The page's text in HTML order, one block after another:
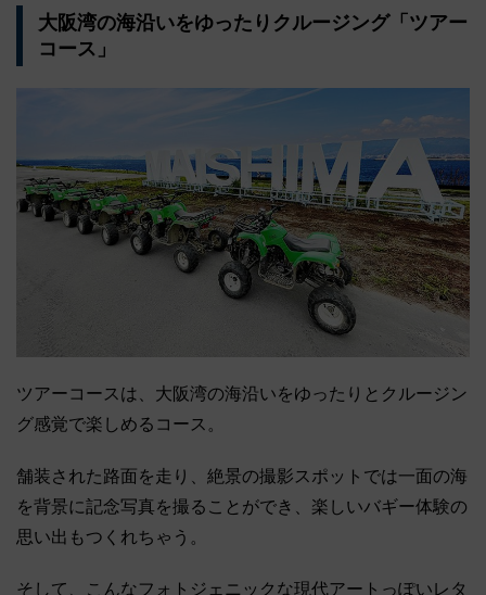
大阪湾の海沿いをゆったりクルージング「ツアー
コース」
ツアーコースは、大阪湾の海沿いをゆったりとクルージン
グ感覚で楽しめるコース。
舗装された路面を走り、絶景の撮影スポットでは一面の海
を背景に記念写真を撮ることができ、楽しいバギー体験の
思い出もつくれちゃう。
そして、こんなフォトジェニックな現代アートっぽいレタ